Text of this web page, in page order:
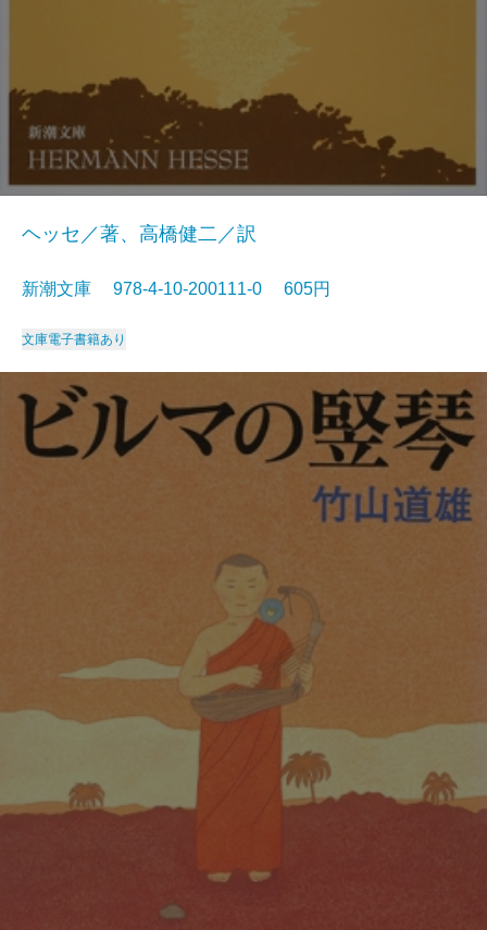
ヘッセ／著、高橋健二／訳
新潮文庫 978-4-10-200111-0 605円
文庫電子書籍あり